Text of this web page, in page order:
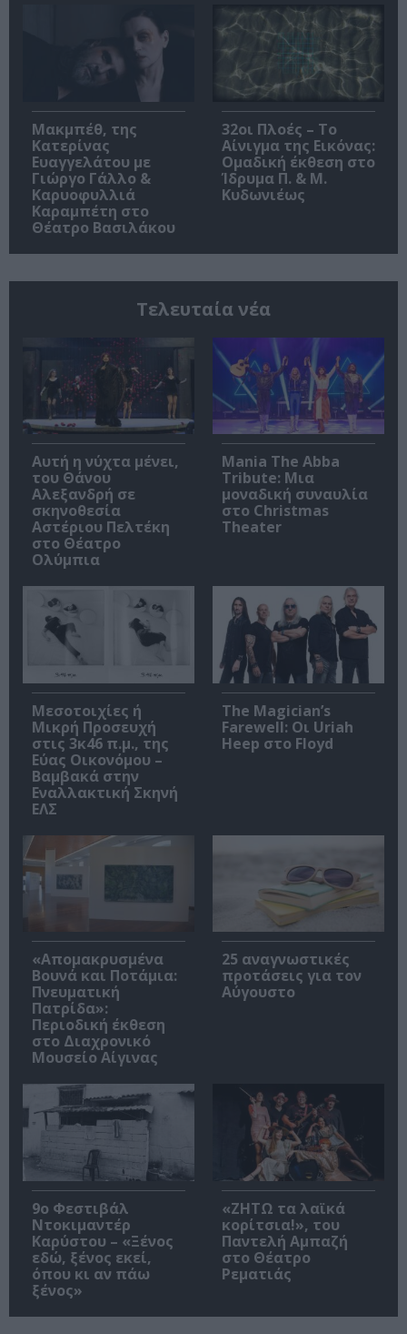
Μακμπέθ, της
Κατερίνας
Ευαγγελάτου με
Γιώργο Γάλλο &
Καρυοφυλλιά
Καραμπέτη στο
Θέατρο Βασιλάκου
32οι Πλοές – Το
Αίνιγμα της Εικόνας:
Ομαδική έκθεση στο
Ίδρυμα Π. & Μ.
Κυδωνιέως
Τελευταία νέα
Αυτή η νύχτα μένει,
του Θάνου
Αλεξανδρή σε
σκηνοθεσία
Αστέριου Πελτέκη
στο Θέατρο
Ολύμπια
Mania The Abba
Tribute: Μια
μοναδική συναυλία
στο Christmas
Theater
Μεσοτοιχίες ή
Μικρή Προσευχή
στις 3κ46 π.μ., της
Εύας Οικονόμου –
Βαμβακά στην
Εναλλακτική Σκηνή
ΕΛΣ
The Magician’s
Farewell: Οι Uriah
Heep στο Floyd
«Απομακρυσμένα
Βουνά και Ποτάμια:
Πνευματική
Πατρίδα»:
Περιοδική έκθεση
στο Διαχρονικό
Μουσείο Αίγινας
25 αναγνωστικές
προτάσεις για τον
Αύγουστο
9ο Φεστιβάλ
Ντοκιμαντέρ
Καρύστου – «Ξένος
εδώ, ξένος εκεί,
όπου κι αν πάω
ξένος»
«ΖΗΤΩ τα λαϊκά
κορίτσια!», του
Παντελή Αμπαζή
στο Θέατρο
Ρεματιάς